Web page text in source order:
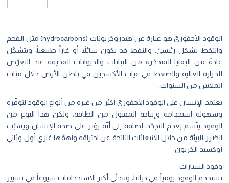
الوقود الأحفوريّ هو عبارة عن هيدروكربونات (hydrocarbons) مثل الفحم
والنفط بشكل رئيسيّ. والنفط قد يكون سائلاً أو غازاً طبيعياً، ويتشكّل
عادةً من البقايا المتحجّرة من النباتات والحيوانات القديمة عند التعرّض
للحرارة العالية والضغط في غياب الأكسجين في باطن الأرض خلال مئات
الملايين من السنوات.
يعتمد الإنسان على الوقود الأحفوريّ أكثر من غيره من أنواع الوقود لتوفّره
وسهولة استخدامه وإنتاجه المقبول من الطاقة، ولكن هذا النوع من
الوقود يتّسم بعدم التجدّد، إضافة إلى أنّه يؤثر على صحة الإنسان ويسبّب
الضرر للبيئة من خلال الانبعاثات الناتجة عن احتراقه وأهمّها غازَي أول وثاني
أوكسيد الكربون.
وقود السيارات
نستخدم الوقود يومياً في حياتنا، وتتجلّى أكثر الاستخدامات شيوعاً في تسيير